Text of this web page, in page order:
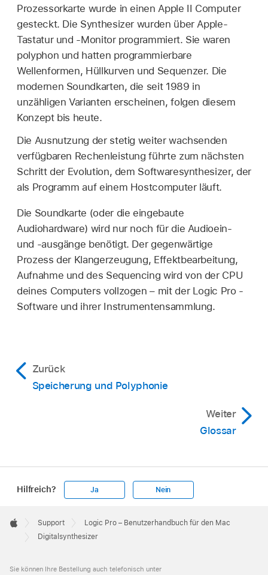
Prozessorkarte wurde in einen Apple II Computer
gesteckt. Die Synthesizer wurden über Apple-
Tastatur und -Monitor programmiert. Sie waren
polyphon und hatten programmierbare
Wellenformen, Hüllkurven und Sequenzer. Die
modernen Soundkarten, die seit 1989 in
unzähligen Varianten erscheinen, folgen diesem
Konzept bis heute.
Die Ausnutzung der stetig weiter wachsenden
verfügbaren Rechenleistung führte zum nächsten
Schritt der Evolution, dem Softwaresynthesizer, der
als Programm auf einem Hostcomputer läuft.
Die Soundkarte (oder die eingebaute
Audiohardware) wird nur noch für die Audioein-
und -ausgänge benötigt. Der gegenwärtige
Prozess der Klangerzeugung, Effektbearbeitung,
Aufnahme und des Sequencing wird von der CPU
deines Computers vollzogen – mit der Logic Pro -
Software und ihrer Instrumentensammlung.
Zurück
Speicherung und Polyphonie
Weiter
Glossar
Hilfreich? Ja Nein
Footer

Apple
Support
Logic Pro – Benutzerhandbuch für den Mac
Digitalsynthesizer
Sie können Ihre Bestellung auch telefonisch unter